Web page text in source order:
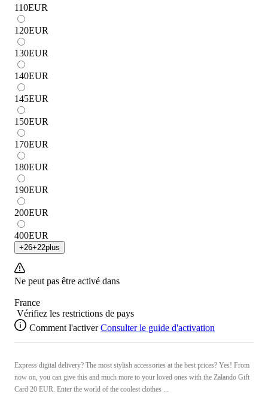
110EUR
120EUR
130EUR
140EUR
145EUR
150EUR
170EUR
180EUR
190EUR
200EUR
400EUR
+26+22plus
Ne peut pas être activé dans
France
Vérifiez les restrictions de pays
Comment l'activer Consulter le guide d'activation
Express digital delivery? The most stylish accessories at the best prices? Yes! From
now on, you can give this and much more to your loved ones with the Zalando Gift
Card 20 EUR. Enter the world of the coolest clothes ...